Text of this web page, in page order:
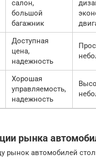
салон,
большой
багажник
Доступная
цена,
надежность
Хорошая
управляемость,
надежность
рынка
рынок автомобилей